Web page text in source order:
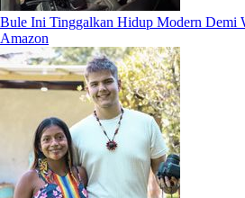
Bule Ini Tinggalkan Hidup Modern Demi
Amazon